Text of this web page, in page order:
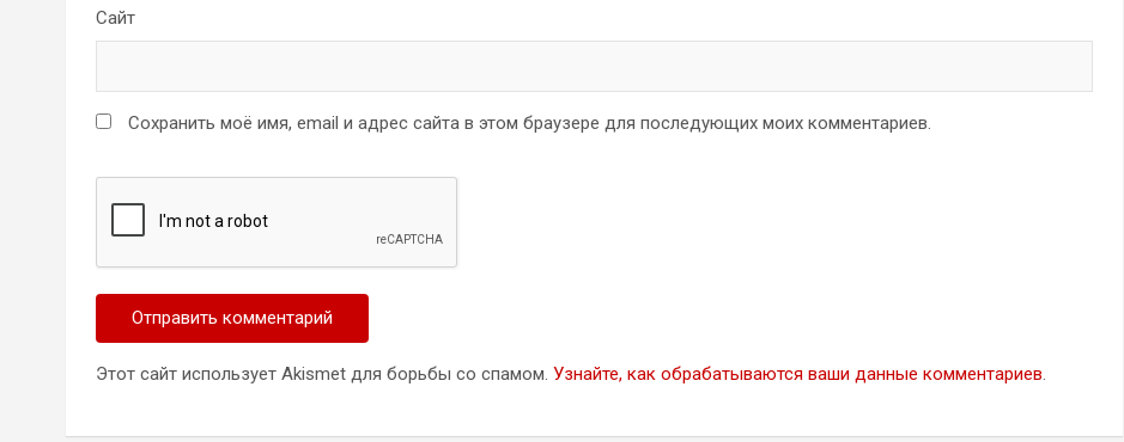
Сайт
Сохранить моё имя, email и адрес сайта в этом браузере для последующих моих комментариев.
Этот сайт использует Akismet для борьбы со спамом. Узнайте, как обрабатываются ваши данные комментариев.